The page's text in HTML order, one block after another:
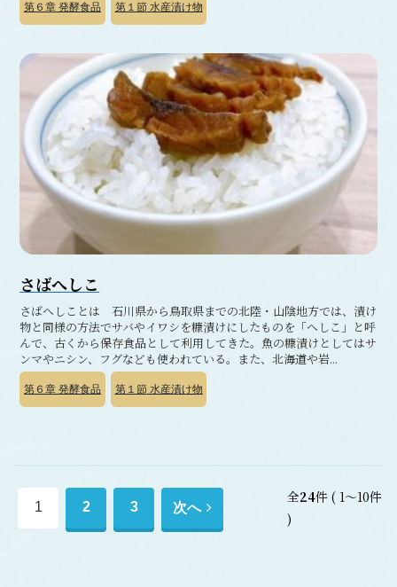
第６章 発酵食品 第１節水産漬け物
さばへしこ
さばへしことは 石川県から鳥取県までの北陸・山陰地方では、漬け
物と同様の方法でサバやイワシを糠漬けにしたものを「へしこ」と呼
んで、古くから保存食品として利用してきた。魚の糠漬けとしてはサ
ンマやニシン、フグなども使われている。また、北海道や岩...
第６章 発酵食品 第１節水産漬け物
1 2 3 次
次へ
全24件( 1～10件
)